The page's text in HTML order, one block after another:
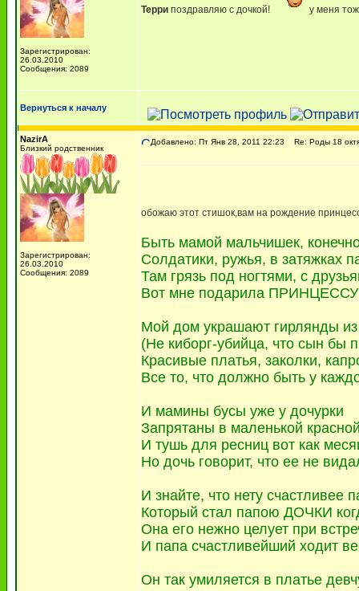
Зарегистрирован:
26.03.2010
Сообщения: 2089
Терри поздравляю с дочкой! у меня
Вернуться к началу
NazirA
Близкий родственник
Зарегистрирован:
26.03.2010
Сообщения: 2089
Добавлено: Пт Янв 28, 2011 22:23 Re: Роды 18
обожаю этот стишок,вам на рождение
Быть мамой мальчишек,
Солдатики, ружья, в затяжках
Там грязь под ногтями, с
Вот мне подарила ПРИНЦЕССУ
Мой дом украшают гирлянды из
(Не киборг-убийца, что сын бы
Красивые платья, заколки,
Все то, что должно быть у
И мамины бусы уже у дочурки
Запрятаны в маленькой
И тушь для ресниц вот как
Но дочь говорит, что ее не
И знайте, что нету счастливее
Который стал папою ДОЧКИ
Она его нежно целует при
И папа счастливейший ходит
Он так умиляется в платье